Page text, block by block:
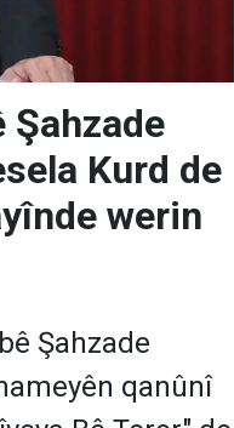
Şahzade
Kurd de
werin
Şahzade
qanûnî